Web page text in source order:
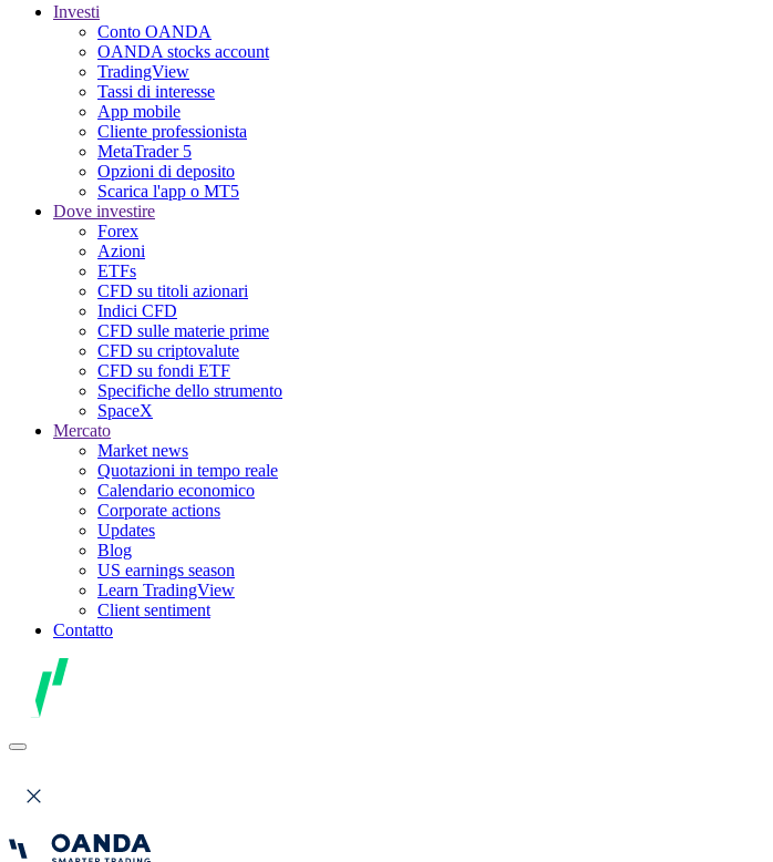
Investi
Conto OANDA
OANDA stocks account
TradingView
Tassi di interesse
App mobile
Cliente professionista
MetaTrader 5
Opzioni di deposito
Scarica l'app o MT5
Dove investire
Forex
Azioni
ETFs
CFD su titoli azionari
Indici CFD
CFD sulle materie prime
CFD su criptovalute
CFD su fondi ETF
Specifiche dello strumento
SpaceX
Mercato
Market news
Quotazioni in tempo reale
Calendario economico
Corporate actions
Updates
Blog
US earnings season
Learn TradingView
Client sentiment
Contatto